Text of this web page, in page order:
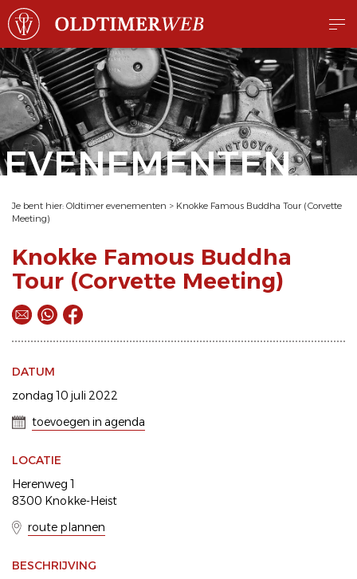
EVENEMENTEN
Je bent hier: Oldtimer evenementen > Knokke Famous Buddha Tour (Corvette
Meeting)
Knokke Famous Buddha
Tour (Corvette Meeting)
DATUM
zondag 10 juli 2022
toevoegen in agenda
LOCATIE
Herenweg 1
8300 Knokke-Heist
route plannen
BESCHRIJVING